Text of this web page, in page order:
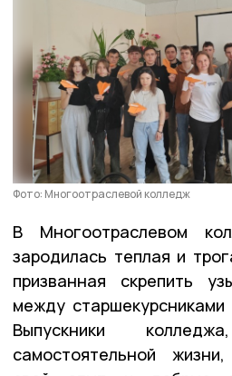
Фото: Многоотраслевой колледж
В Многоотраслевом
зародилась теплая и
призванная скрепить
между старшекурсниками
Выпускники
самостоятельной